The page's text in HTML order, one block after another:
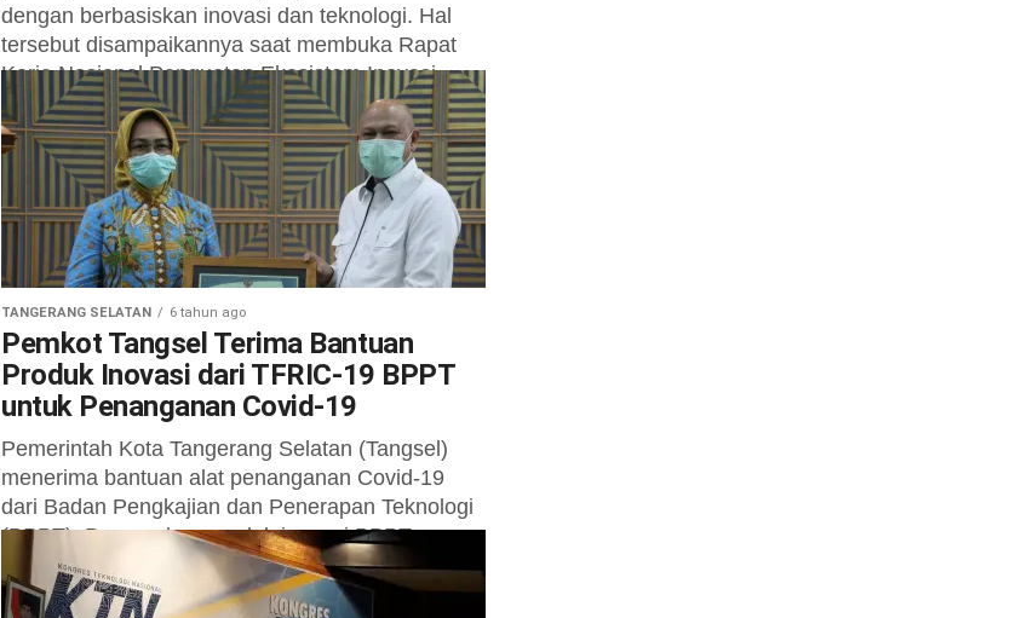
dengan berbasiskan inovasi dan teknologi. Hal
tersebut disampaikannya saat membuka Rapat
Kerja Nasional Penguatan Ekosistem Inovasi...
TANGERANG SELATAN 6 tahun ago
Pemkot Tangsel Terima Bantuan
Produk Inovasi dari TFRIC-19 BPPT
untuk Penanganan Covid-19
Pemerintah Kota Tangerang Selatan (Tangsel)
menerima bantuan alat penanganan Covid-19
dari Badan Pengkajian dan Penerapan Teknologi
(BPPT). Penyerahan produk inovasi BPPT
bersama Task Force Riset dan...